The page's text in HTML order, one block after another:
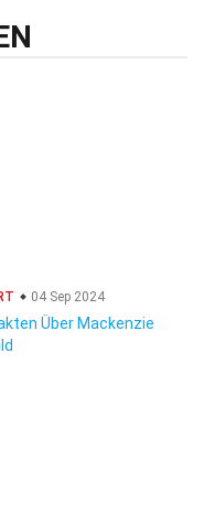
04 Sep 2024
Über Mackenzie